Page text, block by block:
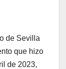
de Sevilla
que hizo
de 2023,